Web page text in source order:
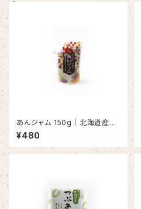
あんジャム 150g｜北海道産し
ゅまり小豆・無添加あんこスプレ
ッド・パンやおやつに
¥480